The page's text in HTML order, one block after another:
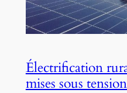
Électrification
mises sous